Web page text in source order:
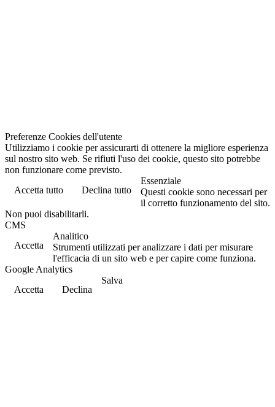
Preferenze Cookies dell'utente
Utilizziamo i cookie per assicurarti di ottenere la migliore esperienza
sul nostro sito web. Se rifiuti l'uso dei cookie, questo sito potrebbe
non funzionare come previsto.
Accetta tutto
Declina tutto
Essenziale
Questi cookie sono necessari per
il corretto funzionamento del sito.
Non puoi disabilitarli.
CMS
Accetta
Analitico
Strumenti utilizzati per analizzare i dati per misurare
l'efficacia di un sito web e per capire come funziona.
Google Analytics
Accetta
Declina
Salva